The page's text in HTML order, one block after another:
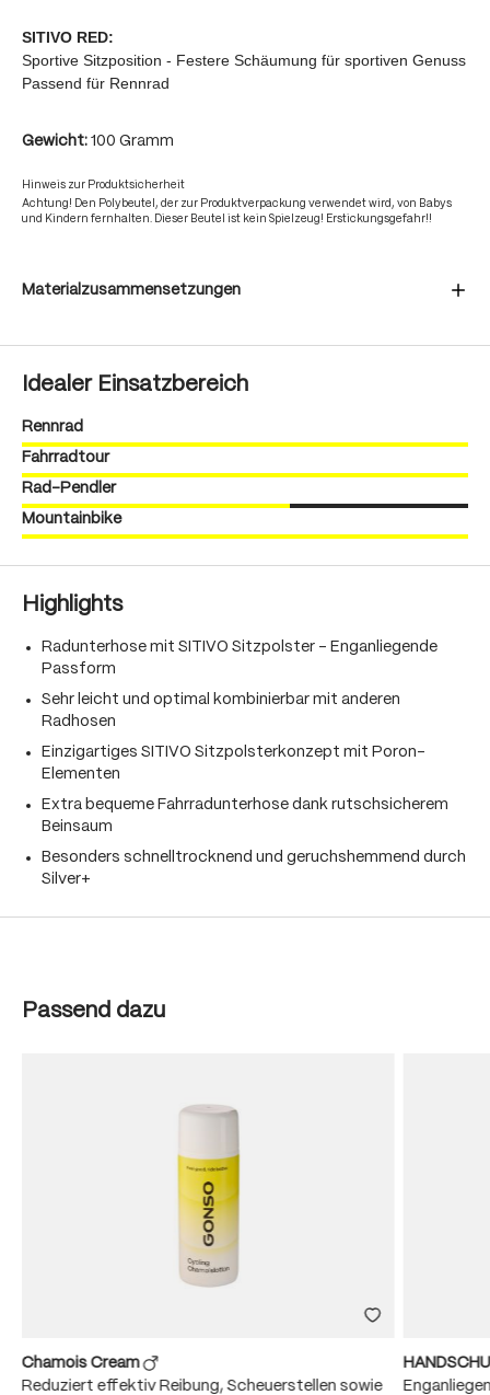
SITIVO RED:
Sportive Sitzposition - Festere Schäumung für sportiven Genuss
Passend für Rennrad
Gewicht: 100 Gramm
Hinweis zur Produktsicherheit
Achtung! Den Polybeutel, der zur Produktverpackung verwendet wird, von Babys
und Kindern fernhalten. Dieser Beutel ist kein Spielzeug! Erstickungsgefahr!!
Materialzusammensetzungen
Idealer Einsatzbereich
Rennrad
Fahrradtour
Rad-Pendler
Mountainbike
Highlights
Radunterhose mit SITIVO Sitzpolster - Enganliegende
Passform
Sehr leicht und optimal kombinierbar mit anderen
Radhosen
Einzigartiges SITIVO Sitzpolsterkonzept mit Poron-
Elementen
Extra bequeme Fahrradunterhose dank rutschsicherem
Beinsaum
Besonders schnelltrocknend und geruchshemmend durch
Silver+
Produktgalerie überspringen
Passend dazu
Chamois Cream
Reduziert effektiv Reibung, Scheuerstellen sowie